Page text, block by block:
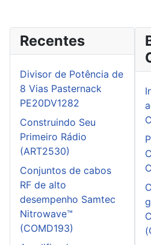
Recentes
Divisor de Potência de
8 Vias Pasternack
PE20DV1282
Construindo Seu
Primeiro Rádio
(ART2530)
Conjuntos de cabos
RF de alto
desempenho Samtec
Nitrowave™
(COMD193)